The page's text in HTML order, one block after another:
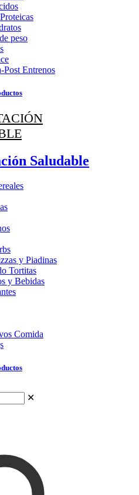
peso
Post Entrenos
Saludable
y Piadinas
Tortitas
y Bebidas
Comida
✕